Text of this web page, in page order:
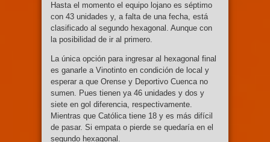
Hasta el momento el equipo lojano es séptimo
con 43 unidades y, a falta de una fecha, está
clasificado al segundo hexagonal. Aunque con
la posibilidad de ir al primero.
La única opción para ingresar al hexagonal final
es ganarle a Vinotinto en condición de local y
esperar a que Orense y Deportivo Cuenca no
sumen. Pues tienen ya 46 unidades y dos y
siete en gol diferencia, respectivamente.
Mientras que Católica tiene 18 y es más difícil
de pasar. Si empata o pierde se quedaría en el
segundo hexagonal.